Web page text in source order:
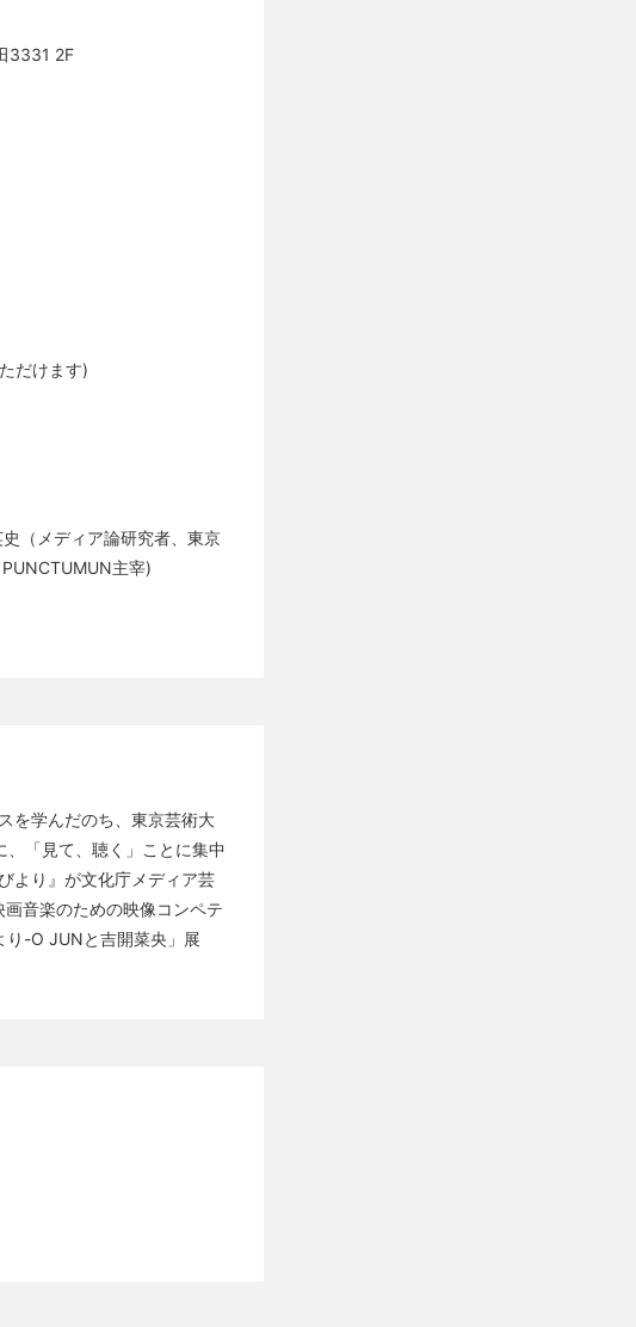
3331 2F
だけます)
（メディア論研究者、東京
主宰)
を学んだのち、東京芸術大
「見て、聴く」ことに集中
より』が文化庁メディア芸
音楽のための映像コンペテ
り-O JUNと吉開菜央」展